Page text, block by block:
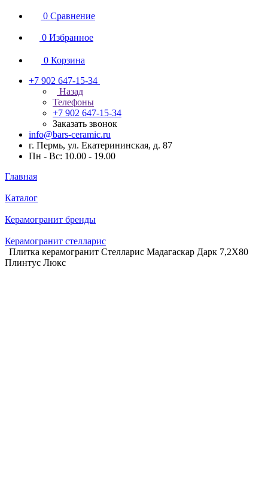
0 Сравнение
0 Избранное
0 Корзина
+7 902 647-15-34
Назад
Телефоны
+7 902 647-15-34
Заказать звонок
info@bars-ceramic.ru
г. Пермь, ул. Екатерининская, д. 87
Пн - Вс: 10.00 - 19.00
Главная
Каталог
Керамогранит бренды
Керамогранит стелларис
Плитка керамогранит Стелларис Мадагаскар Дарк 7,2X80
Плинтус Люкс